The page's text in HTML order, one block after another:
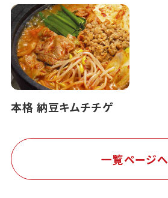
本格 納豆キムチチゲ
一覧ページへ